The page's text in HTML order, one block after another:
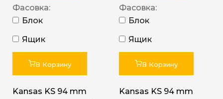
Фасовка:
Блок
Ящик
В Корзину
Kansas KS 94 mm
Фасовка:
Блок
Ящик
В Корзину
Kansas KS 94 mm